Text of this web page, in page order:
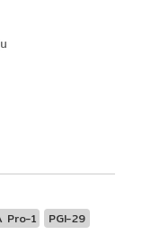
Pro-1
PGI-29